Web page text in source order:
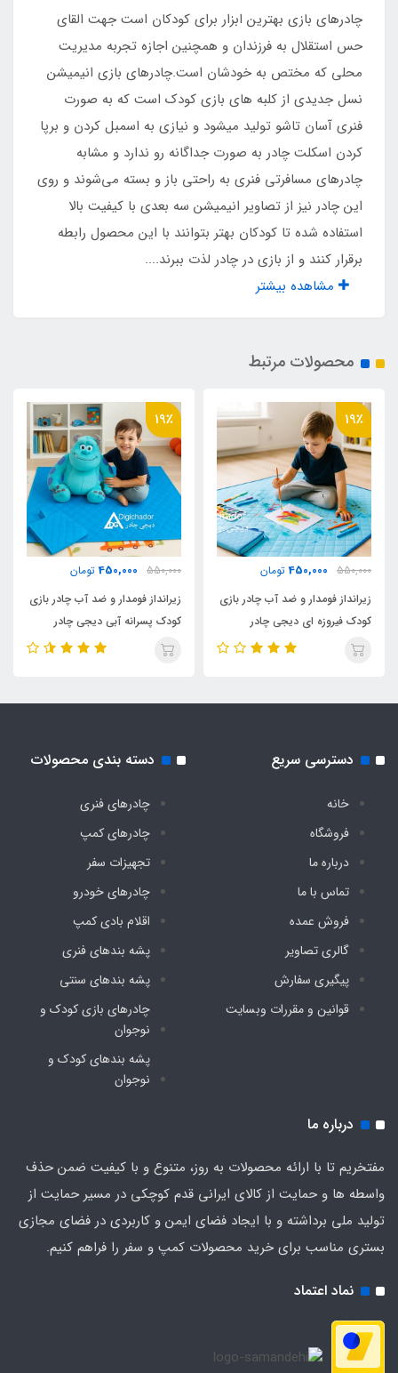
پلی استر پشت نقره ضد آب
5 سال
قفل چنگالی درب
دارد
قفل چنگالی پنجره
نوار محافظ ابریشم روی فنر
دارد
نوع اسکلت
فنری روکشدار آسان تاشو
اقلام همراه
کیف حمل مخصوص
چادرهای بازی بهترین ابزار برای کودکان است جهت القای
حس استقلال به فرزندان و همچنین اجازه تجربه مدیریت
محلی که مختص به خودشان است.چادرهای بازی انیمیشن
نسل جدیدی از کلبه های بازی کودک است که به صورت
فنری آسان تاشو تولید میشود و نیازی به اسمبل کردن و برپا
کردن اسکلت چادر به صورت جداگانه رو ندارد و مشابه
چادرهای مسافرتی فنری به راحتی باز و بسته می‌شوند و روی
این چادر نیز از تصاویر انیمیشن سه بعدی با کیفیت بالا
استفاده شده تا کودکان بهتر بتوانند با این محصول رابطه
برقرار کنند و از بازی در چادر لذت ببرند....
مشاهده بیشتر
محصولات مرتبط
19٪
550,000
450,000 تومان
زیرانداز فومدار و ضد آب چادر بازی
کودک فیروزه ای دیجی چادر
19٪
550,000
450,000 تومان
زیرانداز فومدار و ضد آب چادر بازی
کودک پسرانه آبی دیجی چادر
نماد اعتماد
دسترسی سریع
خانه
فروشگاه
درباره ما
تماس با ما
فروش عمده
گالری تصاویر
پیگیری سفارش
قوانین و مقررات وبسایت
دسته بندی محصولات
چادرهای فنری
چادرهای کمپ
تجهیزات سفر
چادرهای خودرو
اقلام بادی کمپ
پشه‌ بندهای فنری
پشه‌ بندهای سنتی
چادرهای بازی کودک و
نوجوان
پشه‌ بندهای کودک و
نوجوان
درباره ما
مفتخریم تا با ارائه محصولات به روز، متنوع و با کیفیت ضمن حذف
واسطه ها و حمایت از کالای ایرانی قدم کوچکی در مسیر حمایت از
تولید ملی برداشته و با ایجاد فضای ایمن و کاربردی در فضای مجازی
بستری مناسب برای خرید محصولات کمپ و سفر را فراهم کنیم.